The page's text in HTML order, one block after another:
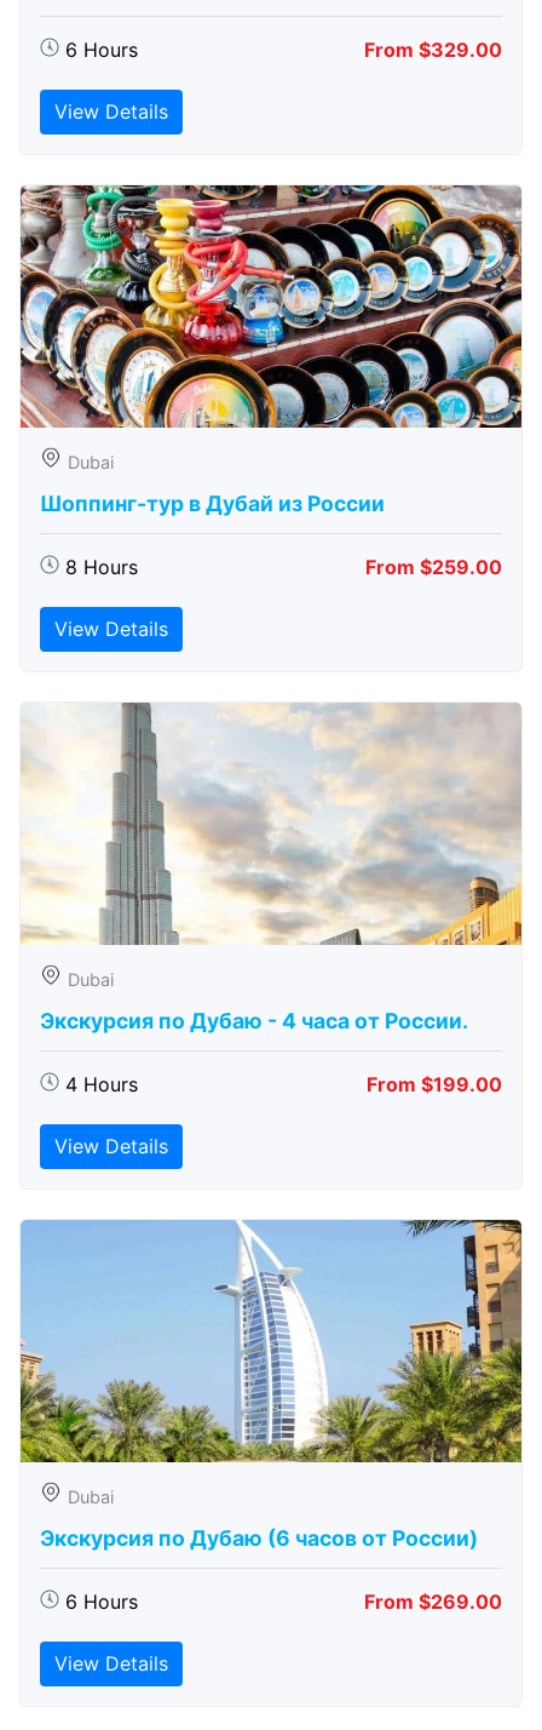
6 Hours From $329.00
View Details
Dubai
Шоппинг-тур в Дубай из России
8 Hours From $259.00
View Details
Dubai
Экскурсия по Дубаю - 4 часа от России.
4 Hours From $199.00
View Details
Dubai
Экскурсия по Дубаю (6 часов от России)
6 Hours From $269.00
View Details